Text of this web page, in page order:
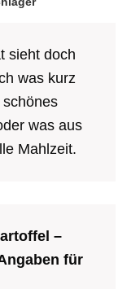
sieht doch
was kurz
was aus
Mahlzeit.
–
für